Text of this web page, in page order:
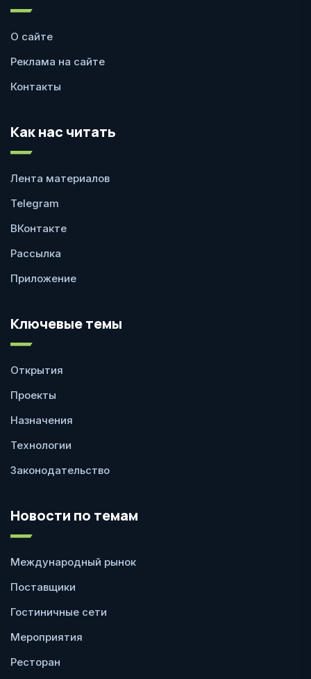
О сайте
Реклама на сайте
Контакты
Как нас читать
Лента материалов
Telegram
ВКонтакте
Рассылка
Приложение
Ключевые темы
Открытия
Проекты
Назначения
Технологии
Законодательство
Новости по темам
Международный рынок
Поставщики
Гостиничные сети
Мероприятия
Ресторан